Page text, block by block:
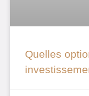
Quelles